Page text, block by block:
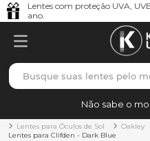
Lentes com proteção UVA,
ano.
Busque suas lentes pelo
Não sabe o
Lentes para Óculos de Sol
Oakley
Lentes para Clifden - Dark Blue
TERMOS MAIS BUSCADOS
1º borrachas